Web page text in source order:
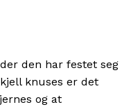
den har festet seg
knuses er det
og at